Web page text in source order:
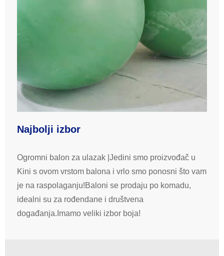
Najbolji izbor
Ogromni balon za ulazak |Jedini smo proizvođač u
Kini s ovom vrstom balona i vrlo smo ponosni što vam
je na raspolaganju!Baloni se prodaju po komadu,
idealni su za rođendane i društvena
događanja.Imamo veliki izbor boja!